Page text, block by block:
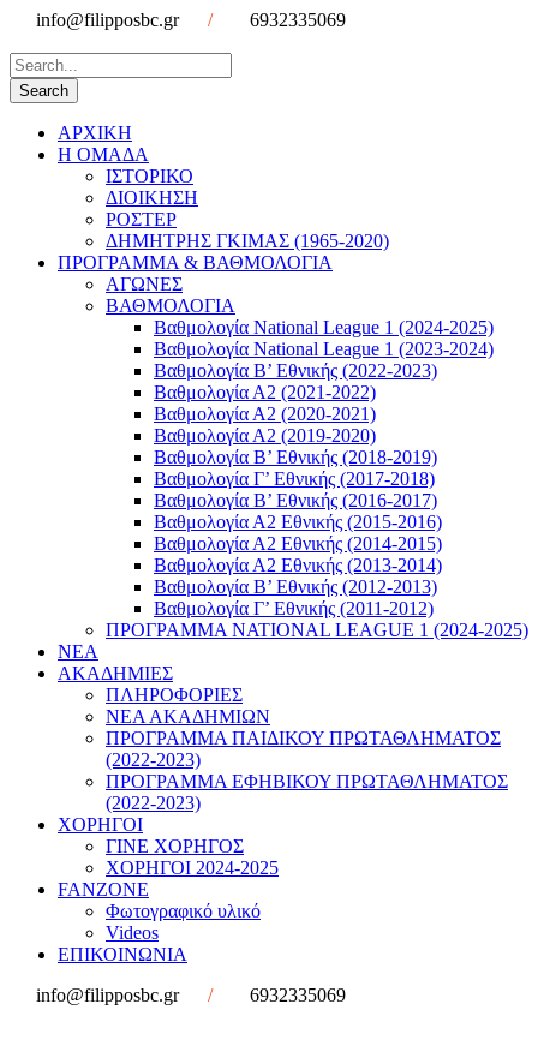
info@filipposbc.gr / 6932335069
ΑΡΧΙΚΗ
Η ΟΜΑΔΑ
ΙΣΤΟΡΙΚΟ
ΔΙΟΙΚΗΣΗ
ΡΟΣΤΕΡ
ΔΗΜΗΤΡΗΣ ΓΚΙΜΑΣ (1965-2020)
ΠΡΟΓΡΑΜΜΑ & ΒΑΘΜΟΛΟΓΙΑ
ΑΓΩΝΕΣ
ΒΑΘΜΟΛΟΓΙΑ
Βαθμολογία National League 1 (2024-2025)
Βαθμολογία National League 1 (2023-2024)
Βαθμολογία Β’ Εθνικής (2022-2023)
Βαθμολογία Α2 (2021-2022)
Βαθμολογία Α2 (2020-2021)
Βαθμολογία Α2 (2019-2020)
Βαθμολογία B’ Εθνικής (2018-2019)
Βαθμολογία Γ’ Εθνικής (2017-2018)
Βαθμολογία Β’ Εθνικής (2016-2017)
Βαθμολογία Α2 Εθνικής (2015-2016)
Βαθμολογία Α2 Εθνικής (2014-2015)
Βαθμολογία Α2 Εθνικής (2013-2014)
Βαθμολογία Β’ Εθνικής (2012-2013)
Βαθμολογία Γ’ Εθνικής (2011-2012)
ΠΡΟΓΡΑΜΜΑ NATIONAL LEAGUE 1 (2024-2025)
ΝΕΑ
ΑΚΑΔΗΜΙΕΣ
ΠΛΗΡΟΦΟΡΙΕΣ
ΝΕΑ ΑΚΑΔΗΜΙΩΝ
ΠΡΟΓΡΑΜΜΑ ΠΑΙΔΙΚΟΥ ΠΡΩΤΑΘΛΗΜΑΤΟΣ
(2022-2023)
ΠΡΟΓΡΑΜΜΑ ΕΦΗΒΙΚΟΥ ΠΡΩΤΑΘΛΗΜΑΤΟΣ
(2022-2023)
ΧΟΡΗΓΟΙ
ΓΙΝΕ ΧΟΡΗΓΟΣ
ΧΟΡΗΓΟΙ 2024-2025
FANZONE
Φωτογραφικό υλικό
Videos
ΕΠΙΚΟΙΝΩΝΙΑ
info@filipposbc.gr
/ 6932335069